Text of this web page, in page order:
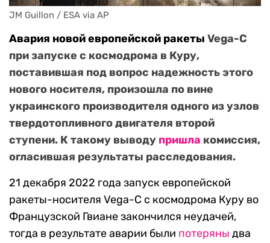
JM Guillon / ESA via AP
Авария новой европейской ракеты Vega-C
при запуске с космодрома в Куру,
поставившая под вопрос надежность этого
нового носителя, произошла по вине
украинского производителя одного из узлов
твердотопливного двигателя второй
ступени. К такому выводу пришла комиссия,
огласившая результаты расследования.
21 декабря 2022 года запуск европейской
ракеты-носителя Vega-C с космодрома Куру во
Французской Гвиане закончился неудачей,
тогда в результате аварии были потеряны два